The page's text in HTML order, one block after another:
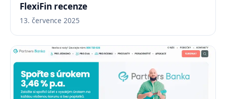
FlexiFin recenze
13. července 2025